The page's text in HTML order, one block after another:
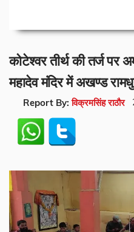
कोटेश्वर तीर्थ की तर्ज पर
महादेव मंदिर में अखण्ड
Report By: विक्रमसिंह राठौर